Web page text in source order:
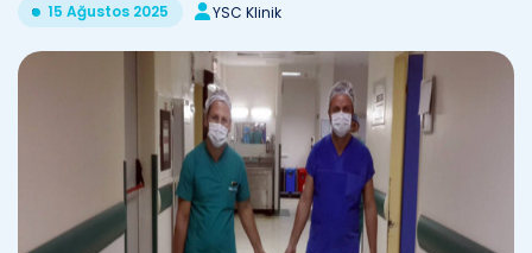
15 Ağustos 2025 YSC Klinik